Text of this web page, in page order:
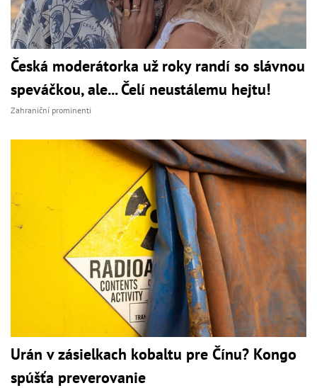
Česká moderátorka už roky randí so slávnou
speváčkou, ale... Čelí neustálemu hejtu!
Zahraniční prominenti
Urán v zásielkach kobaltu pre Čínu? Kongo
spúšťa preverovanie